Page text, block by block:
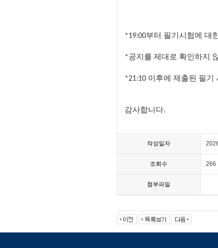
*19:00부터 필기시험에 대
*공지를 제대로 확인하지
*21:10 이후에 제출된 필기
감사합니다.
작성일자
조회수 266
첨부파일